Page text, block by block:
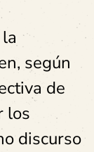
según
de
los
discurso